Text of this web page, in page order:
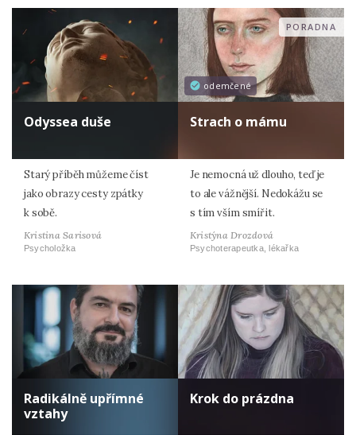
Odyssea duše
Starý příběh můžeme číst
jako obrazy cesty zpátky
k sobě.
Kristina Sarisová
Psycholožka
odemčené
PORADNA
Strach o mámu
Je nemocná už dlouho, teď je
to ale vážnější. Nedokážu se
s tím vším smířit.
Kristýna Drozdová
Psychoterapeutka, lékařka
Radikálně upřímné
vztahy
Krok do prázdna